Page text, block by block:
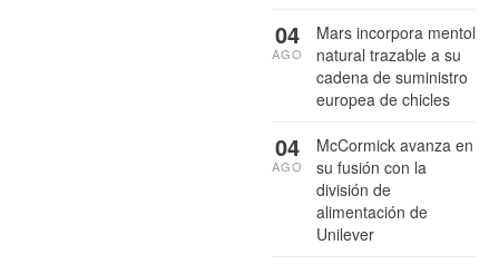
Mars incorpora mentol
natural trazable a su
cadena de suministro
europea de chicles
04
AGO
McCormick avanza en
su fusión con la
división de
alimentación de
Unilever
04
AGO